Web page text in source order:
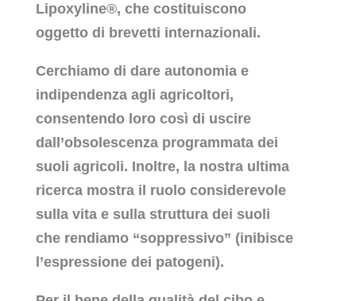
Lipoxyline®, che costituiscono
oggetto di brevetti internazionali.
Cerchiamo di dare autonomia e
indipendenza agli agricoltori,
consentendo loro così di uscire
dall’obsolescenza programmata dei
suoli agricoli. Inoltre, la nostra ultima
ricerca mostra il ruolo considerevole
sulla vita e sulla struttura dei suoli
che rendiamo “soppressivo” (inibisce
l’espressione dei patogeni).